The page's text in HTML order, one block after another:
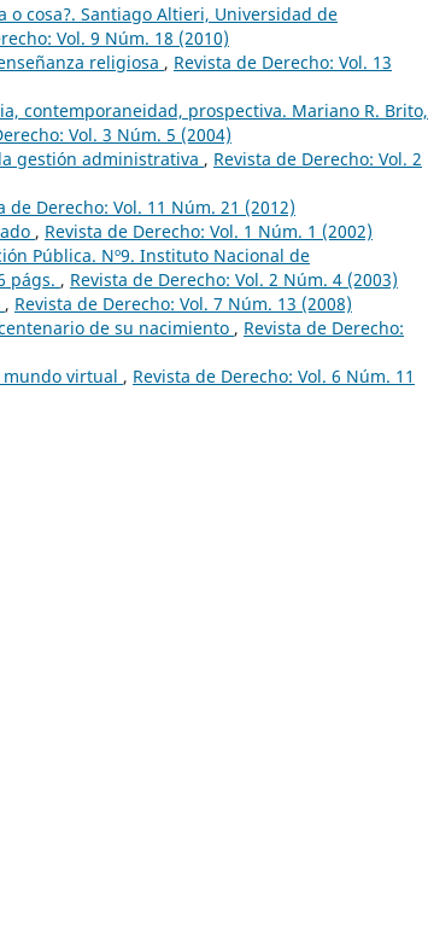
cosa?. Santiago Altieri, Universidad de
Vol. 9 Núm. 18 (2010)
religiosa , Revista de Derecho: Vol. 13
contemporaneidad, prospectiva. Mariano R. Brito,
Vol. 3 Núm. 5 (2004)
gestión administrativa , Revista de Derecho: Vol. 2
de Derecho: Vol. 11 Núm. 21 (2012)
, Revista de Derecho: Vol. 1 Núm. 1 (2002)
Pública. Nº9. Instituto Nacional de
págs. , Revista de Derecho: Vol. 2 Núm. 4 (2003)
, Revista de Derecho: Vol. 7 Núm. 13 (2008)
de su nacimiento , Revista de Derecho:
virtual , Revista de Derecho: Vol. 6 Núm. 11